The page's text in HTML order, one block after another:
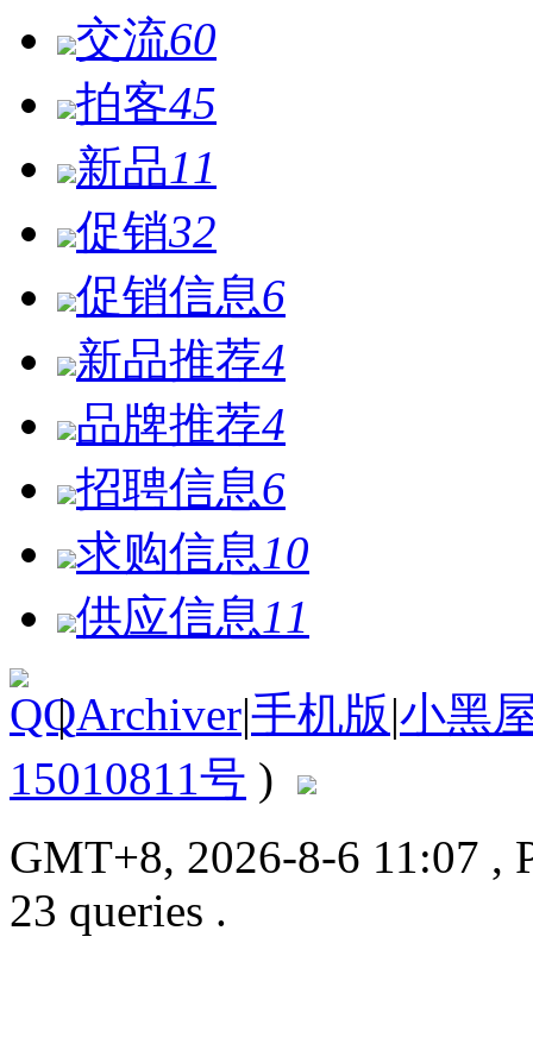
交流60
拍客45
新品11
促销32
促销信息6
新品推荐4
品牌推荐4
招聘信息6
求购信息10
供应信息11
| Archiver|手机版|小黑
15010811号 )
GMT+8, 2026-8-6 11:07 ,
23 queries .